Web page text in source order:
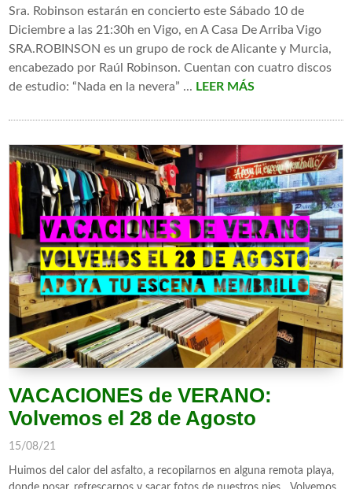
Sra. Robinson estarán en concierto este Sábado 10 de
Diciembre a las 21:30h en Vigo, en A Casa De Arriba Vigo
SRA.ROBINSON es un grupo de rock de Alicante y Murcia,
encabezado por Raúl Robinson. Cuentan con cuatro discos
de estudio: “Nada en la nevera” ... LEER MÁS
VACACIONES de VERANO:
Volvemos el 28 de Agosto
15/08/21
Huimos del calor del asfalto, a recopilarnos en alguna remota playa,